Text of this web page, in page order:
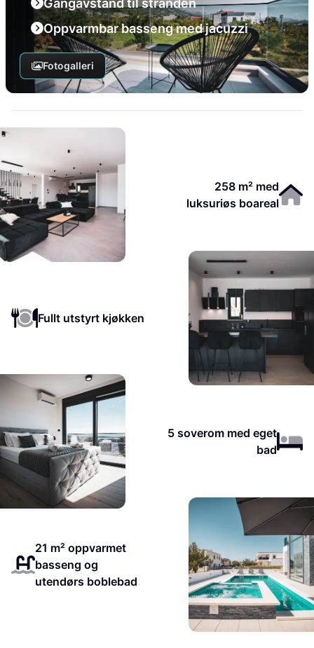
Gangavstand til stranden
Oppvarmbar basseng med jacuzzi
Fotogalleri
258 m² med
luksuriøs boareal
Fullt utstyrt kjøkken
5 soverom med eget
bad
21 m² oppvarmet
basseng og
utendørs boblebad